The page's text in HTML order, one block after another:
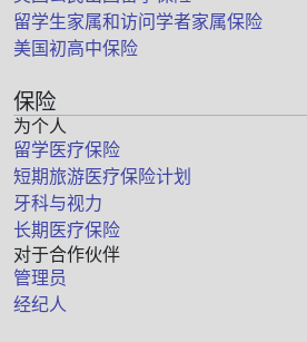
留学生家属和访问学者家属保险
美国初高中保险
保险
为个人
留学医疗保险
短期旅游医疗保险计划
牙科与视力
长期医疗保险
对于合作伙伴
管理员
经纪人